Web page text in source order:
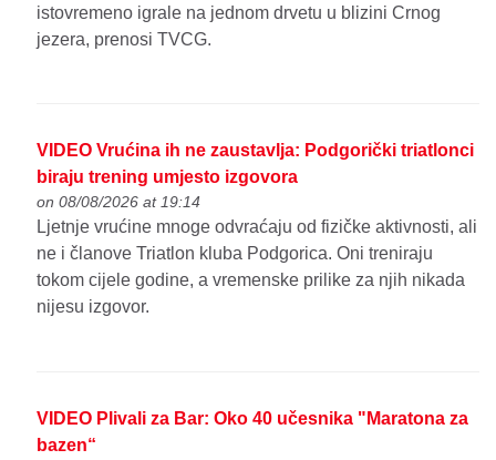
istovremeno igrale na jednom drvetu u blizini Crnog
jezera, prenosi TVCG.
VIDEO Vrućina ih ne zaustavlja: Podgorički triatlonci
biraju trening umjesto izgovora
on 08/08/2026 at 19:14
Ljetnje vrućine mnoge odvraćaju od fizičke aktivnosti, ali
ne i članove Triatlon kluba Podgorica. Oni treniraju
tokom cijele godine, a vremenske prilike za njih nikada
nijesu izgovor.
VIDEO Plivali za Bar: Oko 40 učesnika "Maratona za
bazen“